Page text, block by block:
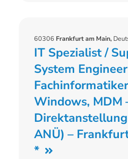
60306 Frankfurt am Main,
IT Spezialist /
System
Windows, MDM
ANÜ) –
*